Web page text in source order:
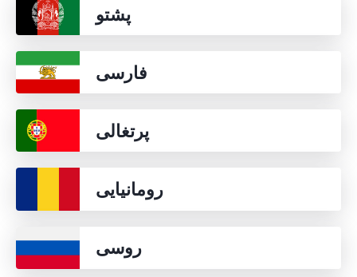
پشتو
فارسی
پرتغالی
رومانیایی
روسی